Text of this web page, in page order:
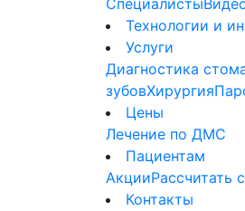
Специалисты
Технологии и
Услуги
Диагностика
зубовХирургия
Цены
Лечение по ДМС
Пациентам
АкцииРассчитать
Контакты